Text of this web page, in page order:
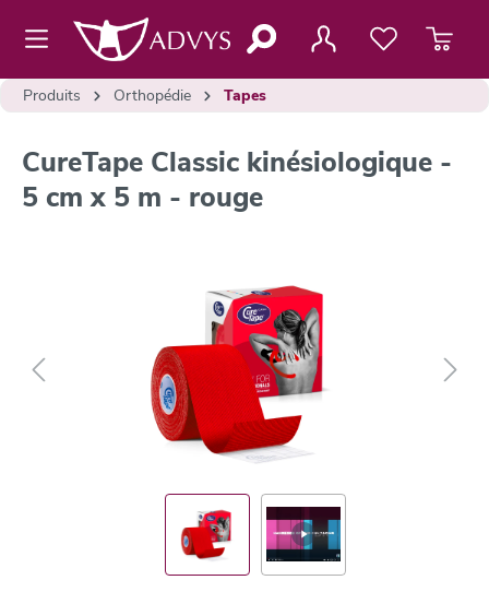
principal
Produits Orthopédie Tapes
CureTape Classic kinésiologique -
5 cm x 5 m - rouge